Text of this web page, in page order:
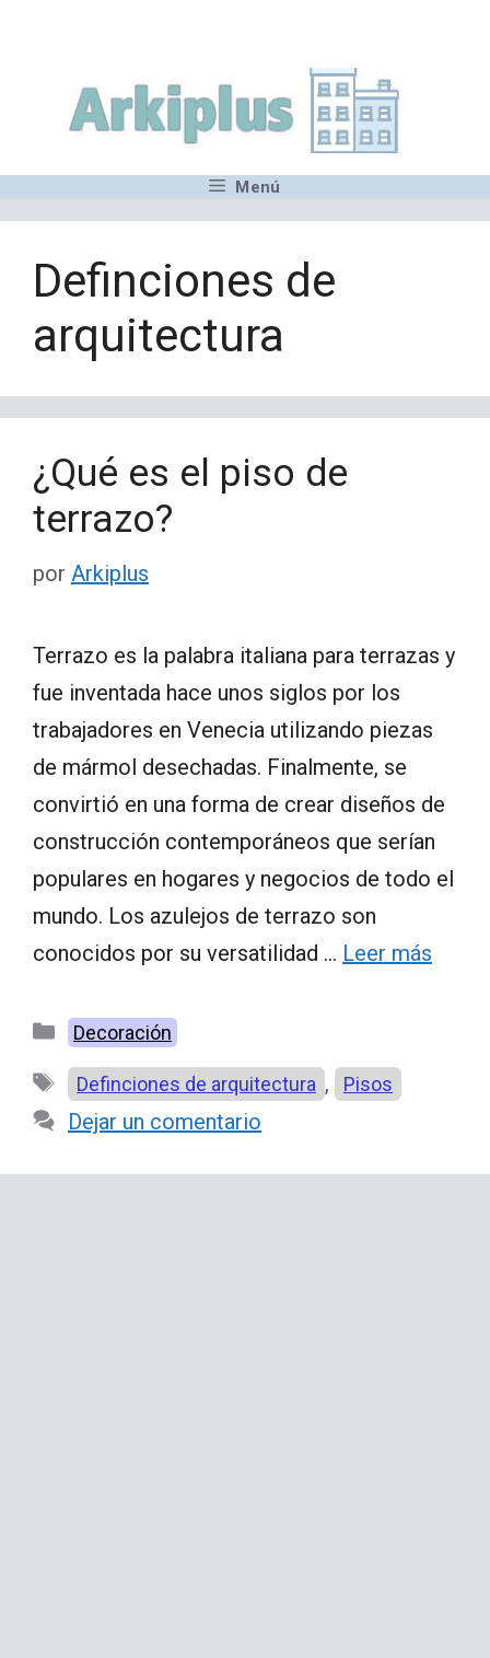
contenido
Menú
Definciones de
arquitectura
¿Qué es el piso de
terrazo?
por Arkiplus
Terrazo es la palabra italiana para terrazas y
fue inventada hace unos siglos por los
trabajadores en Venecia utilizando piezas
de mármol desechadas. Finalmente, se
convirtió en una forma de crear diseños de
construcción contemporáneos que serían
populares en hogares y negocios de todo el
mundo. Los azulejos de terrazo son
conocidos por su versatilidad … Leer más
Categorías
Decoración
Etiquetas
Definciones de arquitectura , Pisos
Dejar un comentario